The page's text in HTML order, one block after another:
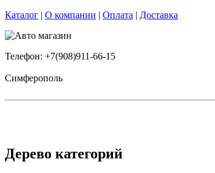
Каталог | О компании | Оплата | Доставка
Телефон: +7(908)911-66-15
Симферополь
Дерево категорий